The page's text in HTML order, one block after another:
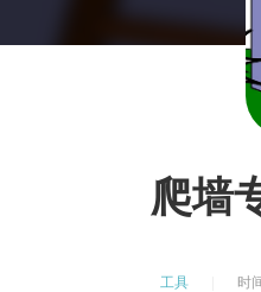
爬墙
工具 时